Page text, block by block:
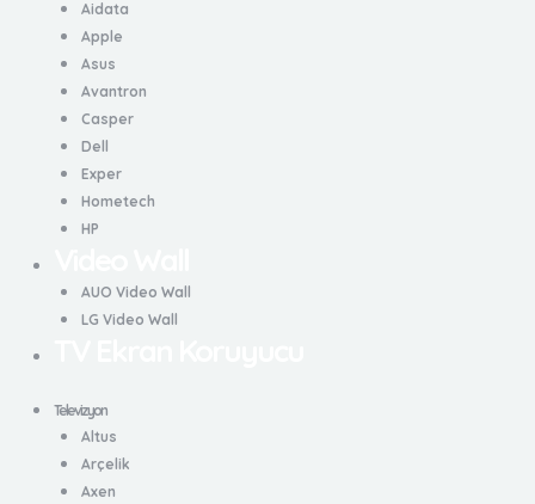
Aidata
Apple
Asus
Avantron
Casper
Dell
Exper
Hometech
HP
AUO Video Wall
LG Video Wall
Televizyon
Altus
Arçelik
Axen